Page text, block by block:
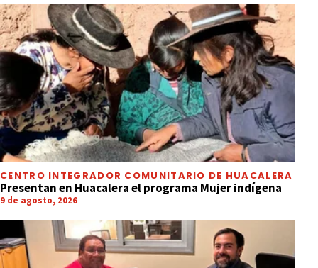
CENTRO INTEGRADOR COMUNITARIO DE HUACALERA
Presentan en Huacalera el programa Mujer indígena
9 de agosto, 2026